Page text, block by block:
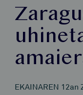
EKAINAREN